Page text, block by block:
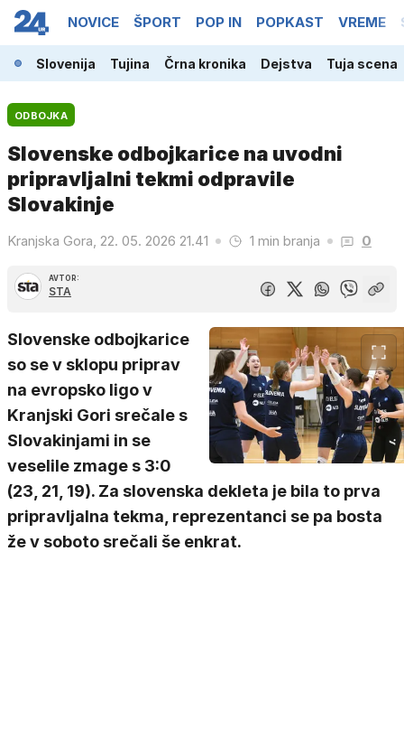
NOVICE ŠPORT POP IN POPKAST VREME
Slovenija Tujina Črna kronika Dejstva Tuja scena
ODBOJKA
Slovenske odbojkarice na uvodni
pripravljalni tekmi odpravile
Slovakinje
Kranjska Gora, 22. 05. 2026 21.41 1 min branja 0
AVTOR:
STA
Slovenske odbojkarice
so se v sklopu priprav
na evropsko ligo v
Kranjski Gori srečale s
Slovakinjami in se
veselile zmage s 3:0
(23, 21, 19). Za slovenska dekleta je bila to prva
pripravljalna tekma, reprezentanci se pa bosta
že v soboto srečali še enkrat.